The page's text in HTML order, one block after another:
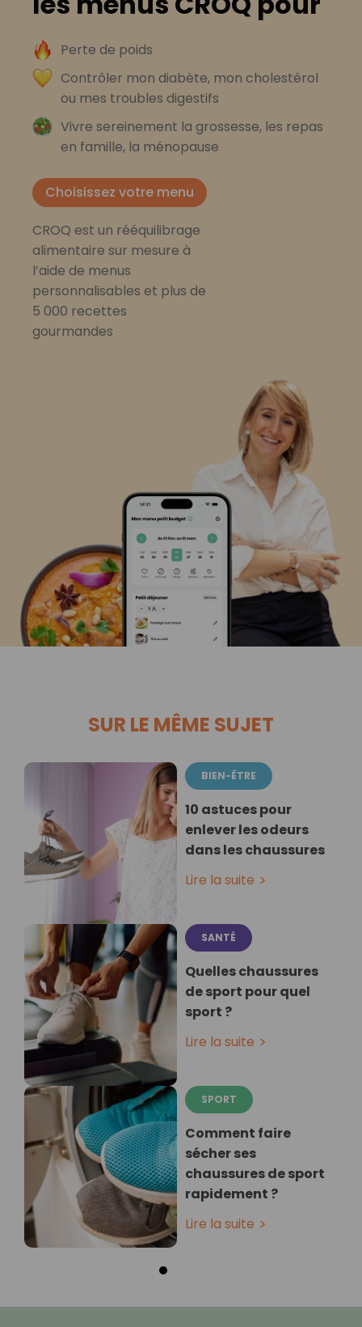
Perte de poids
Contrôler mon diabète, mon cholestérol
ou mes troubles digestifs
Vivre sereinement la grossesse, les repas
en famille, la ménopause
Choisissez votre menu
CROQ est un rééquilibrage
alimentaire sur mesure à
l’aide de menus
personnalisables et plus de
5 000 recettes
gourmandes
SUR LE MÊME SUJET
BIEN-ÊTRE
10 astuces pour
enlever les odeurs
dans les chaussures
Lire la suite
SANTÉ
Quelles chaussures
de sport pour quel
sport ?
Lire la suite
SPORT
Comment faire
sécher ses
chaussures de sport
rapidement ?
Lire la suite